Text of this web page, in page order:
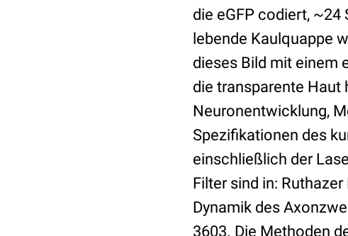
die eGFP codiert,
lebende Kaulquappe
dieses Bild mit einem
die transparente
Neuronentwicklung,
Spezifikationen des
einschließlich der
Filter sind in:
Dynamik des
3603. Die Methoden